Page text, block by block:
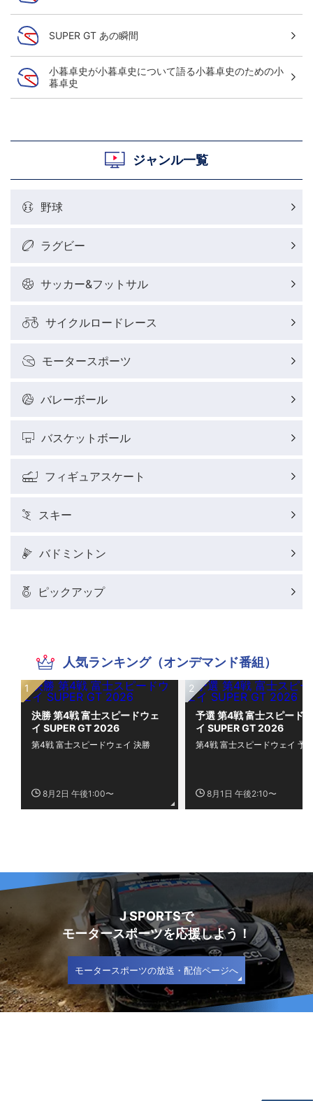
SUPER GT あの瞬間
小暮卓史が小暮卓史について語る小暮卓史のための小
暮卓史
ジャンル一覧
野球
ラグビー
サッカー&フットサル
サイクルロードレース
モータースポーツ
バレーボール
バスケットボール
フィギュアスケート
スキー
バドミントン
ピックアップ
人気ランキング（オンデマンド番組）
決勝 第4戦 富士スピードウェ
イ SUPER GT 2026
8月2日 午後1:00〜
第4戦 富士スピードウェイ 決勝
予選 第4戦 富士スピード
イ SUPER GT 2026
8月1日 午後2:10〜
第4戦 富士スピードウェイ 予
J SPORTSで
モータースポーツを応援しよう！
モータースポーツの放送・配信ページへ